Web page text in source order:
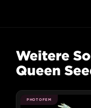
Weitere
Queen
PHOTOFEM